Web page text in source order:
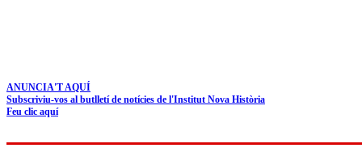
ANUNCIA'T AQUÍ
Subscriviu-vos al butlletí de notícies de l'Institut Nova Història
Feu clic aquí